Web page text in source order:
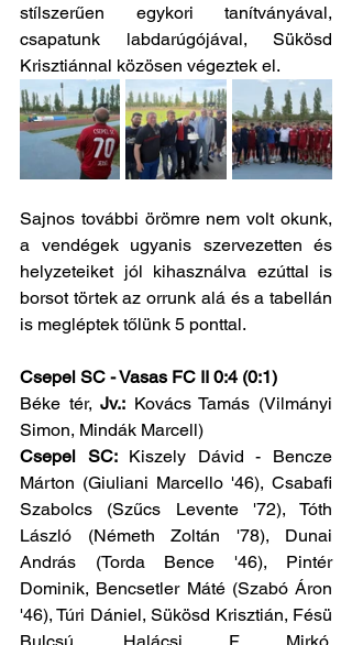
stílszerűen egykori tanítványával,
csapatunk labdarúgójával, Sükösd
Krisztiánnal közösen végeztek el.
Sajnos további örömre nem volt okunk,
a vendégek ugyanis szervezetten és
helyzeteiket jól kihasználva ezúttal is
borsot törtek az orrunk alá és a tabellán
is megléptek tőlünk 5 ponttal.
Csepel SC - Vasas FC II 0:4 (0:1)
Béke tér, Jv.: Kovács Tamás (Vilmányi
Simon, Mindák Marcell)
Csepel SC: Kiszely Dávid - Bencze
Márton (Giuliani Marcello '46), Csabafi
Szabolcs (Szűcs Levente '72), Tóth
László (Németh Zoltán '78), Dunai
András (Torda Bence '46), Pintér
Dominik, Bencsetler Máté (Szabó Áron
'46), Túri Dániel, Sükösd Krisztián, Fésü